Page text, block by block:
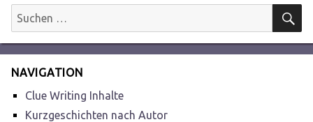
Suchen
nach:
NAVIGATION
Clue Writing Inhalte
Kurzgeschichten nach Autor